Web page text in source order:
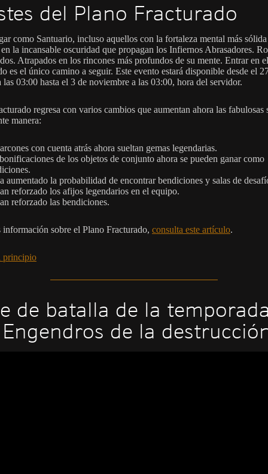
del Plano Fracturado
como Santuario, incluso aquellos con la fortaleza mental más sólida
la incansable oscuridad que propagan los Infiernos Abrasadores.
Atrapados en los rincones más profundos de su mente. Entrar en
es el único camino a seguir. Este evento estará disponible desde el
las 03:00 hasta el 3 de noviembre a las 03:00, hora del servidor.
regresa con varios cambios que aumentan ahora las fabulosas
manera:
con cuenta atrás ahora sueltan gemas legendarias.
de los objetos de conjunto ahora se pueden ganar como
aumentado la probabilidad de encontrar bendiciones y salas de
reforzado los afijos legendarios en el equipo.
reforzado las bendiciones.
información sobre el Plano Fracturado, consulta este artículo.
principio
de batalla de la
de la